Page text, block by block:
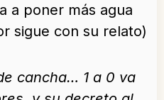
a poner más agua
sigue con su relato)
cancha… 1 a 0 va